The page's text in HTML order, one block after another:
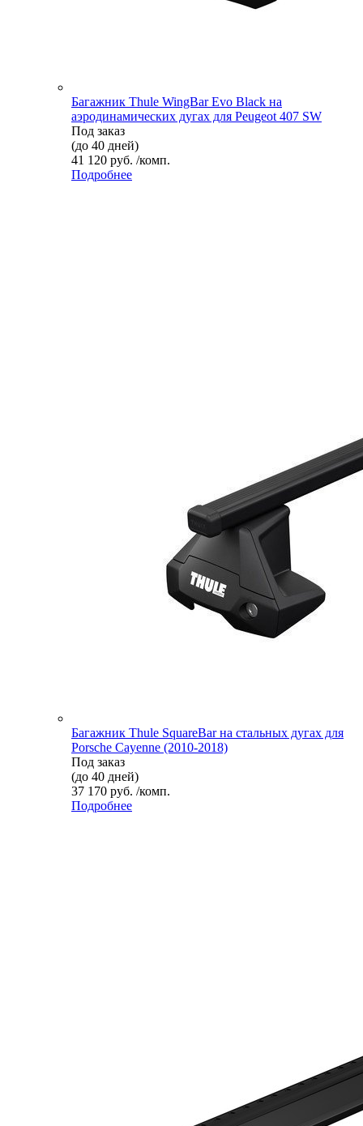
Багажник Thule WingBar Evo Black на
аэродинамических дугах для Peugeot 407 SW
Под заказ
(до 40 дней)
41 120 руб. /комп.
Подробнее
Багажник Thule SquareBar на стальных дугах для
Porsche Cayenne (2010-2018)
Под заказ
(до 40 дней)
37 170 руб. /комп.
Подробнее